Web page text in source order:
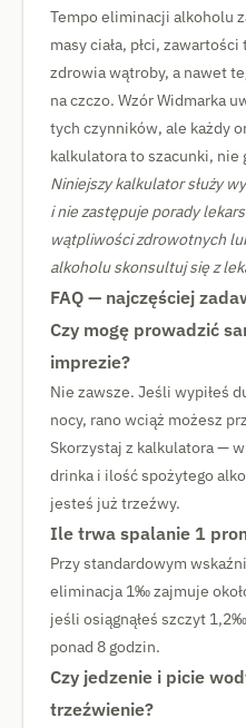
Tempo eliminacji alkoholu
masy ciała, płci,
zdrowia wątroby, a nawet
na czczo. Wzór Widmarka
tych czynników, ale każdy
kalkulatora to szacunki,
Niniejszy kalkulator służy
i nie zastępuje porady
wątpliwości zdrowotnych
alkoholu skonsultuj się z
FAQ — najczęściej
Czy mogę prowadzić
imprezie?
Nie zawsze. Jeśli wypiłeś
nocy, rano wciąż możesz
Skorzystaj z kalkulatora —
drinka i ilość spożytego
jesteś już trzeźwy.
Ile trwa spalanie 1
Przy standardowym
eliminacja 1‰ zajmuje
jeśli osiągnąłeś szczyt
ponad 8 godzin.
Czy jedzenie i picie
trzeźwienie?